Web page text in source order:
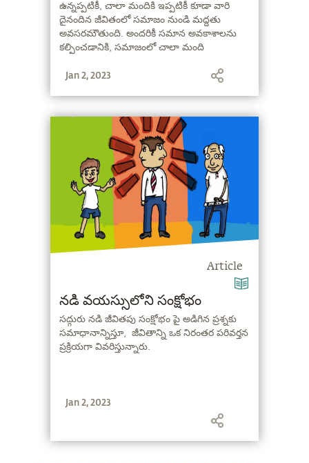
ఉన్నప్పటికీ, చాలా మందికి ఇప్పటికీ కూడా వారి
దైనందిన జీవితంలో సమాజం నుండి మద్దతు
అవసరమౌతుంది. అందరికీ సమాన అవకాశాలను
కల్పించడానికి, సమాజంలో చాలా మంది
తొలగించడం గురించి సద్గురు మాట్లాడుతున్నారు.
Jan 2, 2023
Article
నడి వయస్సులోని సంక్షోభం
సద్గురు నడి జీవితపు సంక్షోభం పై అడిగిన ప్రశ్నకు
సమాధానాన్నిస్తూ, జీవితాన్ని ఒక నిరంతర పరివర్తన
ప్రక్రియగా వివరిస్తున్నారు.
Jan 2, 2023